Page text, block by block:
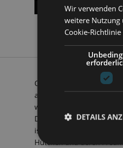
ALLE TERMINE
Oh weh, oh weh, oh
alleine mit dem Zug
weg. Sie wurden
Deshalb verfolgt Emil
ist er in Berlin ziemlich
Hütchen und deren
Wir verwenden
weitere Nutzung
Cookie-Richtlinie
DETAILS